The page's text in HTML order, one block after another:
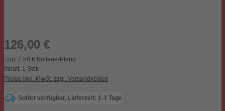
Regulärer Preis:
126,00 €
zzgl. 7,50 € Batterie-Pfand
Inhalt: 1 Stck
Preise inkl. MwSt. zzgl. Versandkosten
Sofort verfügbar, Lieferzeit: 1-3 Tage